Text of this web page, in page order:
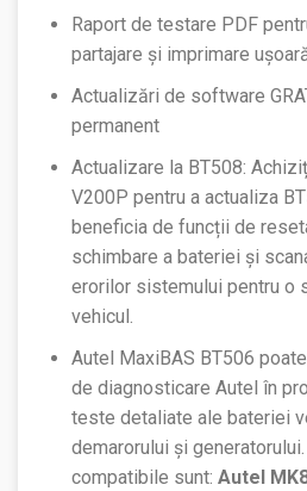
Raport de testare PDF
partajare și imprimare
Actualizări de software
permanent
Actualizare la BT508:
V200P pentru a actualiza
beneficia de funcții de
schimbare a bateriei și
erorilor sistemului pentru o
vehicul.
Autel MaxiBAS BT506
de diagnosticare Autel în
teste detaliate ale bateriei
demarorului și
compatibile sunt: ​​Autel